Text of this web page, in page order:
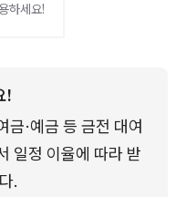
하세요!
!
금·예금 등 금전 대여
일정 이율에 따라 받
.